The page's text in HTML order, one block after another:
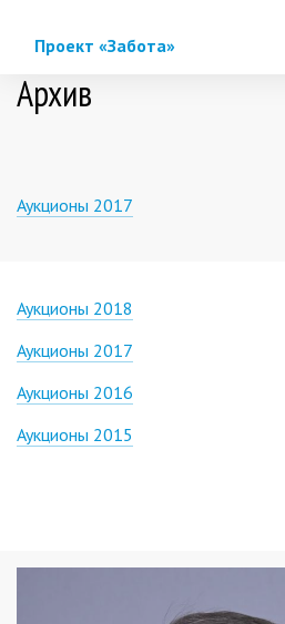
Проект «Забота»
Архив
Аукционы 2017
Аукционы 2018
Аукционы 2017
Аукционы 2016
Аукционы 2015